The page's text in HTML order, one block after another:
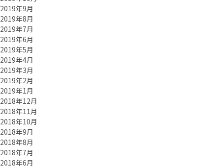
2019年9月
2019年8月
2019年7月
2019年6月
2019年5月
2019年4月
2019年3月
2019年2月
2019年1月
2018年12月
2018年11月
2018年10月
2018年9月
2018年8月
2018年7月
2018年6月